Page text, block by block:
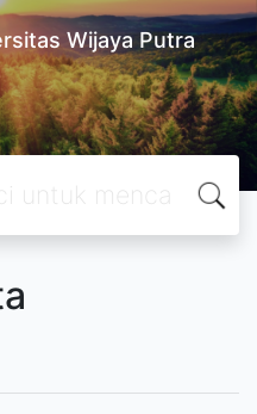
Wijaya Putra